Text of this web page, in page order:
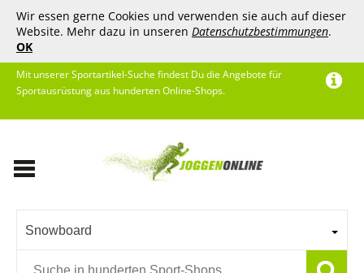
Wir essen gerne Cookies und verwenden sie auch auf dieser
Website. Mehr dazu in unseren Datenschutzbestimmungen.
OK
Mit unserer Sportartikel-Suche findest Du die Angebote für
Sportausrüstung aus hunderten Online-Shops.
Snowboard